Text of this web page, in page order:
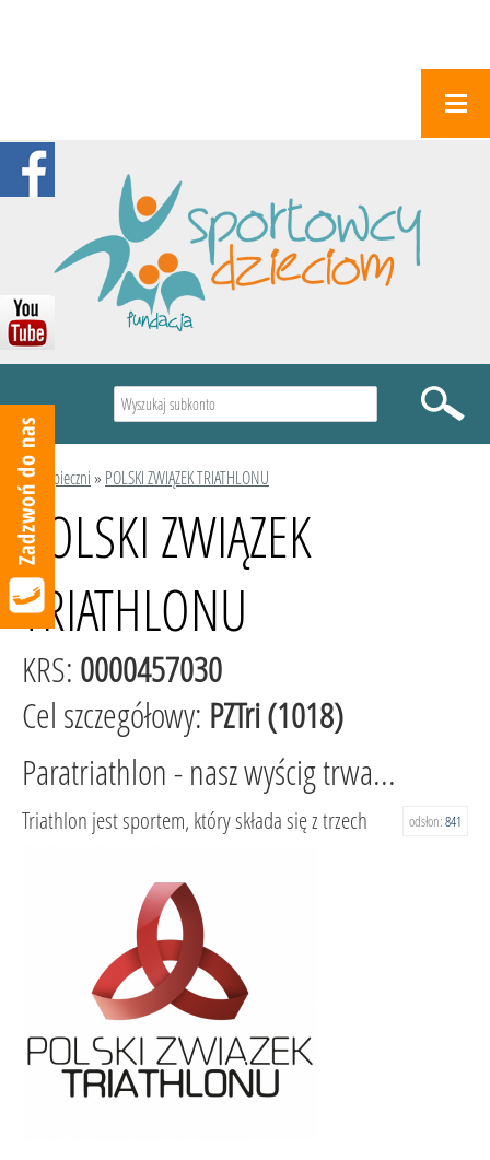
Podopieczni» POLSKI ZWIĄZEK TRIATHLONU
POLSKI ZWIĄZEK
TRIATHLONU
KRS: 0000457030
Cel szczegółowy: PZTri (1018)
Paratriathlon - nasz wyścig trwa...
odsłon:841
Triathlon jest sportem, który składa się z trzech